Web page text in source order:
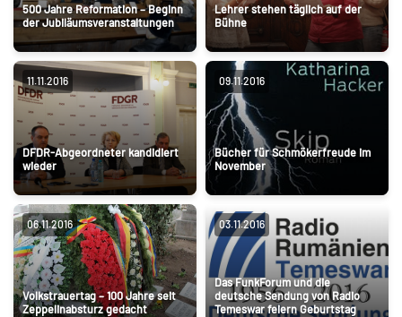
500 Jahre Reformation – Beginn
der Jubiläumsveranstaltungen
Lehrer stehen täglich auf der
Bühne
11.11.2016
DFDR-Abgeordneter kandidiert
wieder
09.11.2016
Bücher für Schmökerfreude im
November
06.11.2016
Volkstrauertag – 100 Jahre seit
Zeppelinabsturz gedacht
03.11.2016
Das FunkForum und die
deutsche Sendung von Radio
Temeswar feiern Geburtstag